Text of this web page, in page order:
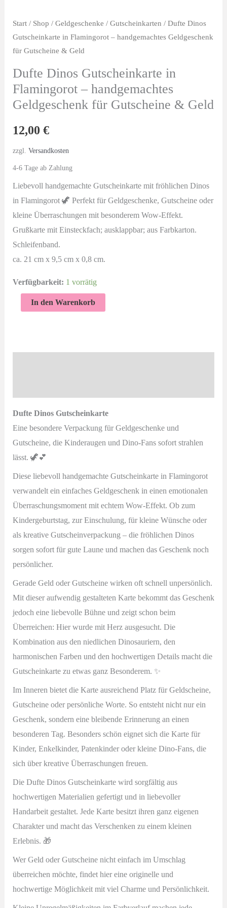
Start/ Shop / Geldgeschenke / Gutscheinkarten / Dufte Dinos
Gutscheinkarte in Flamingorot – handgemachtes Geldgeschenk
für Gutscheine & Geld
Dufte Dinos Gutscheinkarte in
Flamingorot – handgemachtes
Geldgeschenk für Gutscheine & Geld
12,00 €
zzgl. Versandkosten
4-6 Tage ab Zahlung
Liebevoll handgemachte Gutscheinkarte mit fröhlichen Dinos
in Flamingorot 🦖 Perfekt für Geldgeschenke, Gutscheine oder
kleine Überraschungen mit besonderem Wow-Effekt.
Grußkarte mit Einsteckfach; ausklappbar; aus Farbkarton.
Schleifenband.
ca. 21 cm x 9,5 cm x 0,8 cm.
Verfügbarkeit: 1 vorrätig
für
Gutscheine
&
Geld
Menge
In den Warenkorb
Dufte Dinos Gutscheinkarte
Eine besondere Verpackung für Geldgeschenke und
Gutscheine, die Kinderaugen und Dino-Fans sofort strahlen
lässt. 🦖💕
Diese liebevoll handgemachte Gutscheinkarte in Flamingorot
verwandelt ein einfaches Geldgeschenk in einen emotionalen
Überraschungsmoment mit echtem Wow-Effekt. Ob zum
Kindergeburtstag, zur Einschulung, für kleine Wünsche oder
als kreative Gutscheinverpackung – die fröhlichen Dinos
sorgen sofort für gute Laune und machen das Geschenk noch
persönlicher.
Gerade Geld oder Gutscheine wirken oft schnell unpersönlich.
Mit dieser aufwendig gestalteten Karte bekommt das Geschenk
jedoch eine liebevolle Bühne und zeigt schon beim
Überreichen: Hier wurde mit Herz ausgesucht. Die
Kombination aus den niedlichen Dinosauriern, den
harmonischen Farben und den hochwertigen Details macht die
Gutscheinkarte zu etwas ganz Besonderem. ✨
Im Inneren bietet die Karte ausreichend Platz für Geldscheine,
Gutscheine oder persönliche Worte. So entsteht nicht nur ein
Geschenk, sondern eine bleibende Erinnerung an einen
besonderen Tag. Besonders schön eignet sich die Karte für
Kinder, Enkelkinder, Patenkinder oder kleine Dino-Fans, die
sich über kreative Überraschungen freuen.
Die Dufte Dinos Gutscheinkarte wird sorgfältig aus
hochwertigen Materialien gefertigt und in liebevoller
Handarbeit gestaltet. Jede Karte besitzt ihren ganz eigenen
Charakter und macht das Verschenken zu einem kleinen
Erlebnis. 🎁
Wer Geld oder Gutscheine nicht einfach im Umschlag
überreichen möchte, findet hier eine originelle und
hochwertige Möglichkeit mit viel Charme und Persönlichkeit.